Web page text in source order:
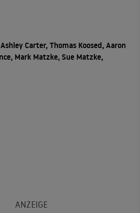
Carter, Thomas Koosed, Aaron
Mark Matzke, Sue Matzke,